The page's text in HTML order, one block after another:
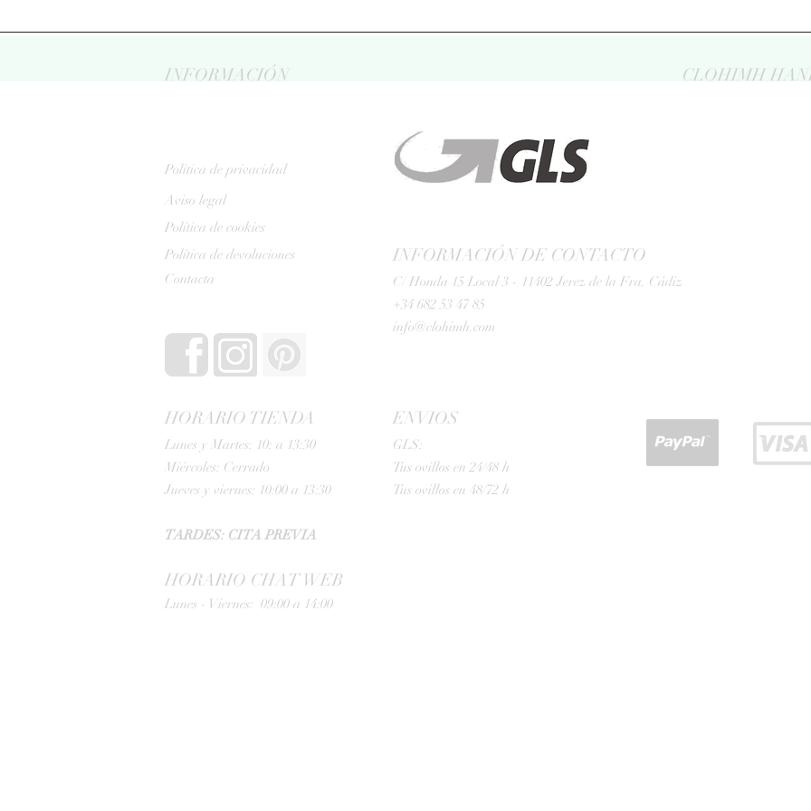
INFORMACIÓN CLOHIMH
Politica de privacidad
Aviso legal
Política de cookies
Política de devoluciones
Contacta
INFORMACIÓN DE CONTACTO
C/ Honda 15 Local 3 - 11402 Jerez de la Fra. Cádiz
+34 682 53 47 85
info@clohimh.com
HORARIO TIENDA
Lunes y Martes: 10: a 13:30
Miércoles: Cerrado
Jueves y viernes: 10:00 a 13:30
TARDES: CITA PREVIA
HORARIO CHAT WEB
Lunes - Viernes: 09:00 a 14:00
ENVIOS
GLS:
Tus ovillos en 24/48 h
Tus ovillos en 48/72 h